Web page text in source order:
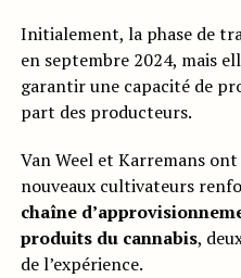
Initialement, la phase de
en septembre 2024, mais
garantir une capacité de
part des producteurs.
Van Weel et Karremans
nouveaux cultivateurs
chaîne
produits du cannabis,
de l’expérience.